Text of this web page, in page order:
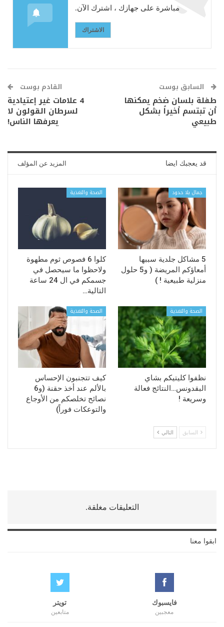
مباشرة على جهازك ، اشترك الآن.
الاشتراك
السابق بوست
طفلة بلسان ضخم يمكنها
أن تبتسم أخيراً بشكل
طبيعي
القادم بوست
4 علامات غير إعتيادية
لسرطان القولون لا
يعرفها الناس!
قد يعجبك ايضا المزيد عن المؤلف
جمال بلا حدود
5 مشاكل جلدية سببها
أمعاؤكم المريضة ( و5 حلول
منزلية طبيعية ! )
الصحة والتغذية
كلوا 6 فصوص ثوم مطهوة
ولاحظوا ما سيحصل في
جسمكم في ال 24 ساعة
التالية…
الصحة والتغذية
نظفوا كليتيكم بشاي
البقدونس…النتائج فعالة
وسريعة !
الصحة والتغذية
كيف تتجنبون الإحساس
بالألم عند أخذ حقنة (و6
نصائح تخلصكم من الأوجاع
والتوعكات فوراً)
السابق التالي
التعليقات مغلقة.
ابقوا معنا
فايسبوك
معجبين
تويتر
متابعين